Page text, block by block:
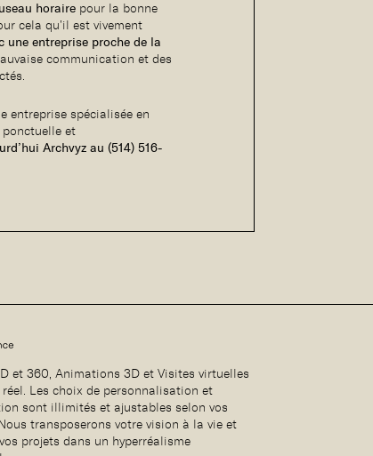
horaire pour la bonne
cela qu’il est vivement
une entreprise proche de la
communication et des
entreprise spécialisée en
ponctuelle et
Archvyz au (514) 516-
et 360, Animations 3D et Visites virtuelles
Les choix de personnalisation et
sont illimités et ajustables selon vos
transposerons votre vision à la vie et
projets dans un hyperréalisme